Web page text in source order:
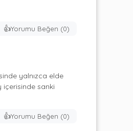
👍Yorumu Beğen (0)
yalnızca elde
içerisinde sanki
👍Yorumu Beğen (0)